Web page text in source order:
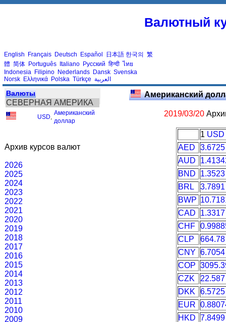
Валютный
English Français Deutsch Español 日本語 한국의 繁
體 简体 Português Italiano Русский हिन्दी ไทย
Indonesia Filipino Nederlands Dansk Svenska
Norsk Ελληνικά Polska Türkçe العربية
Валюты
СЕВЕРНАЯ АМЕРИКА
USD
Американский
доллар
Архив курсов валют
2026
2025
2024
2023
2022
2021
2020
2019
2018
2017
2016
2015
2014
2013
2012
2011
2010
2009
Американский
2019/03/20
1 USD
AED
3.6725
AUD
BND
1.3523
BRL
3.7891
BWP
CAD
1.3317
CHF
CLP
664.78
CNY
6.7054
COP
CZK
22.587
DKK
6.5725
EUR
HKD
7.8499